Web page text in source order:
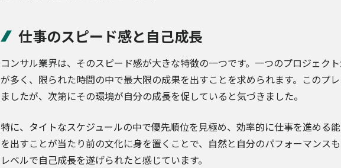
仕事のスピード感と自己成長
コンサル業界は、そのスピード感が大きな特徴の一つです。一つのプロジェク
が多く、限られた時間の中で最大限の成果を出すことを求められます。このプ
ましたが、次第にその環境が自分の成長を促していると気づきました。
特に、タイトなスケジュールの中で優先順位を見極め、効率的に仕事を進める
を出すことが当たり前の文化に身を置くことで、自然と自分のパフォーマンス
レベルで自己成長を遂げられたと感じています。